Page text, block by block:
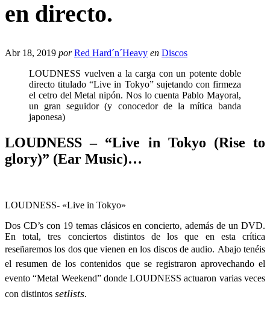
en directo.
Abr 18, 2019 por Red Hard´n´Heavy en Discos
LOUDNESS vuelven a la carga con un potente doble
directo titulado “Live in Tokyo” sujetando con firmeza
el cetro del Metal nipón. Nos lo cuenta Pablo Mayoral,
un gran seguidor (y conocedor de la mítica banda
japonesa)
LOUDNESS – “Live in Tokyo (Rise to
glory)” (Ear Music)…
LOUDNESS- «Live in Tokyo»
Dos CD’s con 19 temas clásicos en concierto, además de un DVD.
En total, tres conciertos distintos de los que en esta crítica
reseñaremos los dos que vienen en los discos de audio. Abajo tenéis
el resumen de los contenidos que se registraron aprovechando el
evento “Metal Weekend” donde LOUDNESS actuaron varias veces
con distintos setlists.